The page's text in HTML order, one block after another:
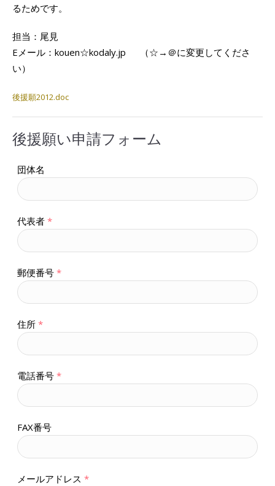
るためです。
担当：尾見
Eメール：kouen☆kodaly.jp （☆→＠に変更してくださ
い）
後援願2012.doc
後援願い申請フォーム
団体名
代表者*
郵便番号*
住所*
電話番号*
FAX番号
メールアドレス*